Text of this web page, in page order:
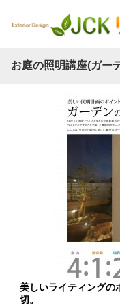
お庭の照明講座(ガー
美しいライティングの
切。